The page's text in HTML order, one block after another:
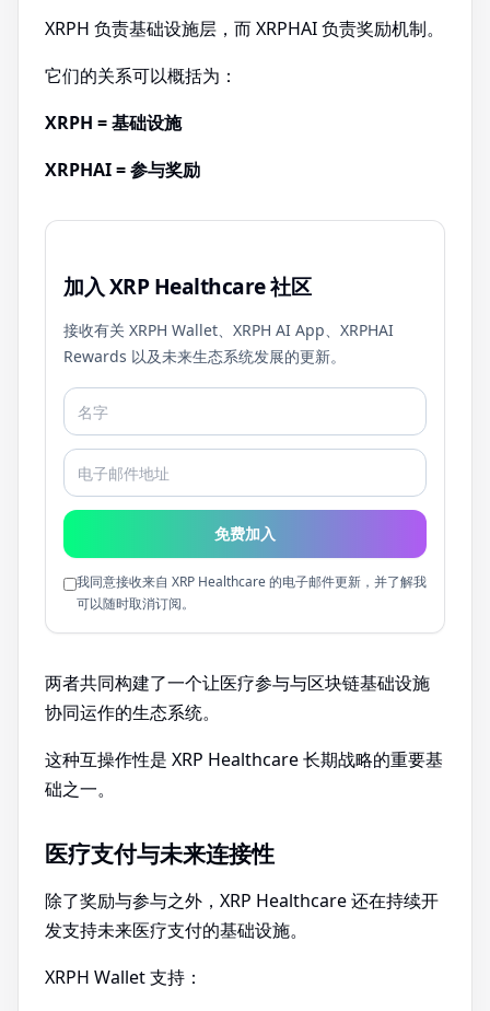
XRPH 负责基础设施层，而 XRPHAI 负责奖励机制。
它们的关系可以概括为：
XRPH = 基础设施
XRPHAI = 参与奖励
加入 XRP Healthcare 社区
接收有关 XRPH Wallet、XRPH AI App、XRPHAI
Rewards 以及未来生态系统发展的更新。
免费加入
我同意接收来自 XRP Healthcare 的电子邮件更新，并了解我
可以随时取消订阅。
两者共同构建了一个让医疗参与与区块链基础设施
协同运作的生态系统。
这种互操作性是 XRP Healthcare 长期战略的重要基
础之一。
医疗支付与未来连接性
除了奖励与参与之外，XRP Healthcare 还在持续开
发支持未来医疗支付的基础设施。
XRPH Wallet 支持：